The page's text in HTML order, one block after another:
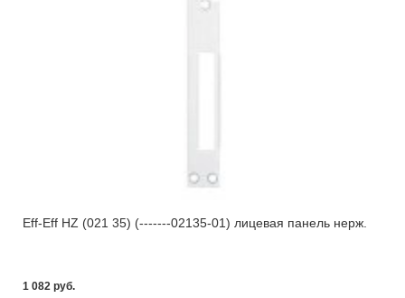
Eff-Eff HZ (021 35) (-------02135-01) лицевая панель нерж.
1 082 pуб.